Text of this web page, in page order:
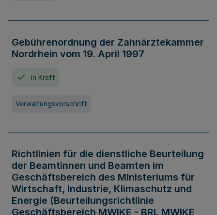
Gebührenordnung der Zahnärztekammer
Nordrhein vom 19. April 1997
In Kraft
Verwaltungsvorschrift
Richtlinien für die dienstliche Beurteilung
der Beamtinnen und Beamten im
Geschäftsbereich des Ministeriums für
Wirtschaft, Industrie, Klimaschutz und
Energie (Beurteilungsrichtlinie
Geschäftsbereich MWIKE - BRL MWIKE